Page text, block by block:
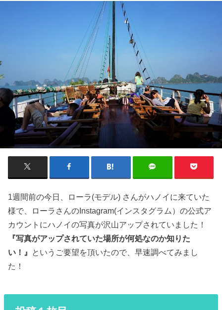
1週間前の今日、ローラ(モデル) さんがハノイに来ていた
様で、ローラさんのInstagram(インスタグラム）の公式ア
カウントにハノイの写真が沢山アップされていました！
『写真がアップされていた場所が何処なのか知りた
い！』 というご要望を頂いたので、早速調べてみまし
た！